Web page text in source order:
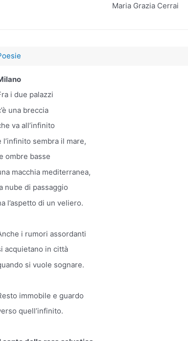
Maria Grazia Cerrai
i due palazzi
una breccia
va all’infinito
l’infinito sembra il mare,
ombre basse
macchia mediterranea,
nube di passaggio
l’aspetto di un veliero.
i rumori assordanti
acquietano in città
si vuole sognare.
immobile e guardo
quell’infinito.